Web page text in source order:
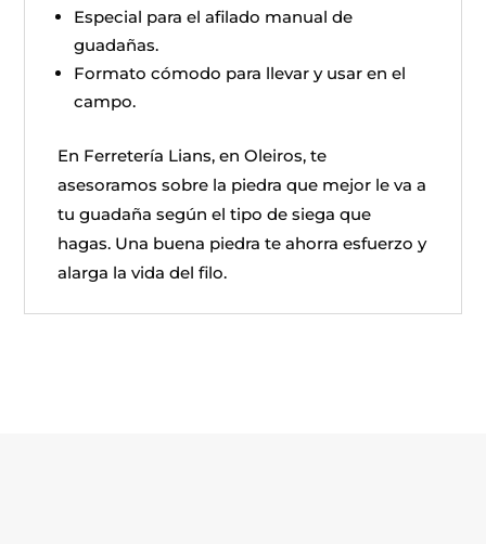
Especial para el afilado manual de
guadañas.
Formato cómodo para llevar y usar en el
campo.
En Ferretería Lians, en Oleiros, te
asesoramos sobre la piedra que mejor le va a
tu guadaña según el tipo de siega que
hagas. Una buena piedra te ahorra esfuerzo y
alarga la vida del filo.